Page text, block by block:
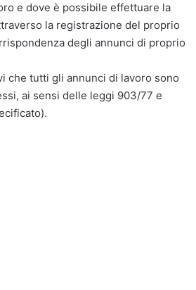
e dove è possibile effettuare la
la registrazione del proprio
degli annunci di proprio
che tutti gli annunci di lavoro sono
ai sensi delle leggi 903/77 e